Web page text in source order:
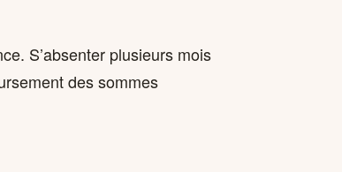
S’absenter plusieurs mois
des sommes